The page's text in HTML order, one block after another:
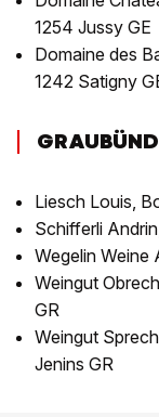
1254 Jussy GE
Domaine des
1242 Satigny
Liesch Louis,
Schifferli
Wegelin Weine
Weingut
GR
Weingut
Jenins GR